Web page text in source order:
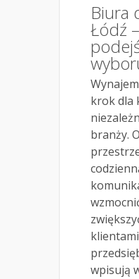
Biura
Łódź
krok dla
branży.
wpisują